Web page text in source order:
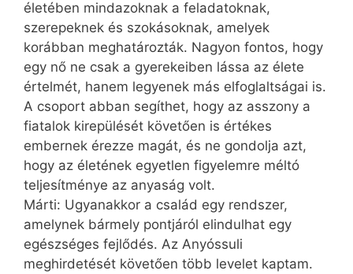
életében mindazoknak a feladatoknak,
szerepeknek és szokásoknak, amelyek
korábban meghatározták. Nagyon fontos, hogy
egy nő ne csak a gyerekeiben lássa az élete
értelmét, hanem legyenek más elfoglaltságai is.
A csoport abban segíthet, hogy az asszony a
fiatalok kirepülését követően is értékes
embernek érezze magát, és ne gondolja azt,
hogy az életének egyetlen figyelemre méltó
teljesítménye az anyaság volt.
Márti: Ugyanakkor a család egy rendszer,
amelynek bármely pontjáról elindulhat egy
egészséges fejlődés. Az Anyóssuli
meghirdetését követően több levelet kaptam.